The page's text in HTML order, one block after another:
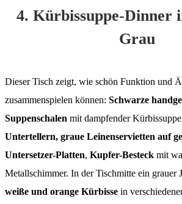
4. Kürbissuppe-Dinner
Grau
Dieser Tisch zeigt, wie schön Funktion und
zusammenspielen können: Schwarze
Suppenschalen mit dampfender
Untertellern, graue Leinenservietten auf
Untersetzer-Platten, Kupfer-Besteck mit
Metallschimmer. In der Tischmitte ein grauer
weiße und orange Kürbisse in